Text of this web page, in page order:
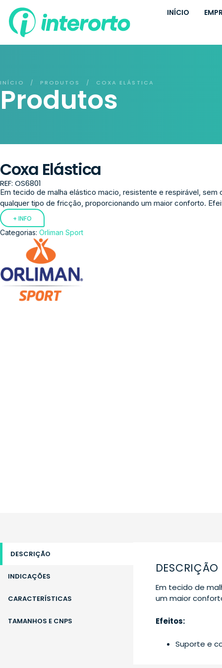
INÍCIO
INÍCIO / PRODUTOS / COXA ELÁSTICA
Produtos
Coxa Elástica
REF: OS6801
Em tecido de malha elástico macio, resistente e respirável, sem
qualquer tipo de fricção, proporcionando um maior conforto.
+ INFO
Categorias: Orliman Sport
DESCRIÇÃO
INDICAÇÕES
CARACTERÍSTICAS
TAMANHOS E CNPS
DESCRIÇÃO
Em tecido de
um maior
Efeitos:
Suporte e